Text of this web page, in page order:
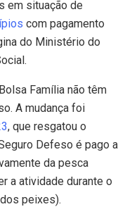
em situação de
com pagamento
do Ministério do
Família não têm
A mudança foi
, que resgatou o
Defeso é pago a
da pesca
a atividade durante o
peixes).